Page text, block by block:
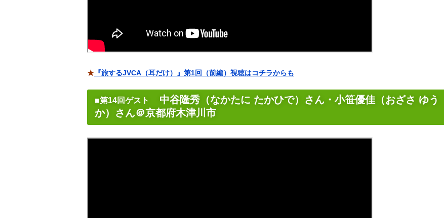
★ 『旅するJVCA（耳だけ）』第1回（前編）視聴はコチラからも
■第14回ゲスト
中谷隆秀（なかたに たかひで）さん・小笹優佳（おざさ ゆう
か）さん＠京都府木津川市